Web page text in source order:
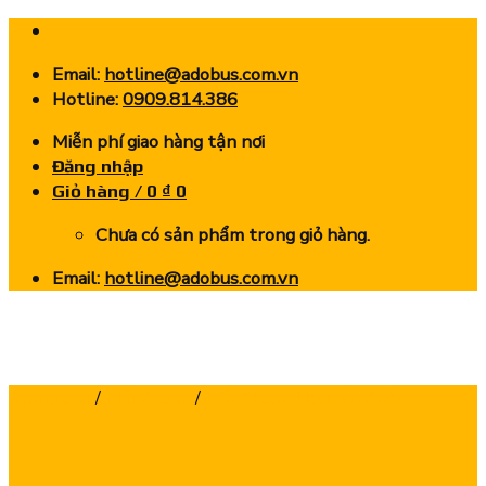
Skip
contentEmail: hotline@adobus.com.vn
Hotline:0909.814.386
Miễn phí giao hàng tận nơi
Đăng nhập
Giỏ hàng / 0 ₫ 0
Chưa có sản phẩm trong giỏ hàng.
Email: hotline@adobus.com.vn
/ /